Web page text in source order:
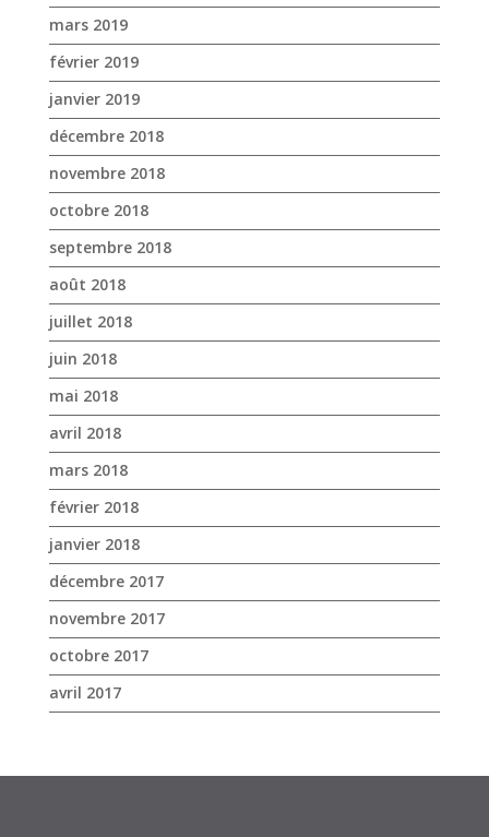
mars 2019
février 2019
janvier 2019
décembre 2018
novembre 2018
octobre 2018
septembre 2018
août 2018
juillet 2018
juin 2018
mai 2018
avril 2018
mars 2018
février 2018
janvier 2018
décembre 2017
novembre 2017
octobre 2017
avril 2017